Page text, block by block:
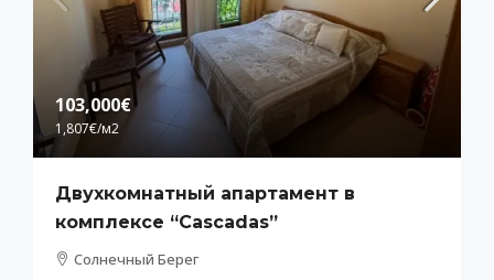
103,000€
1,807€/м2
Двухкомнатный апартамент в
комплексе “Cascadas”
Солнечный Берег